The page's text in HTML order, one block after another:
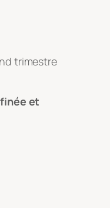
trimestre
et